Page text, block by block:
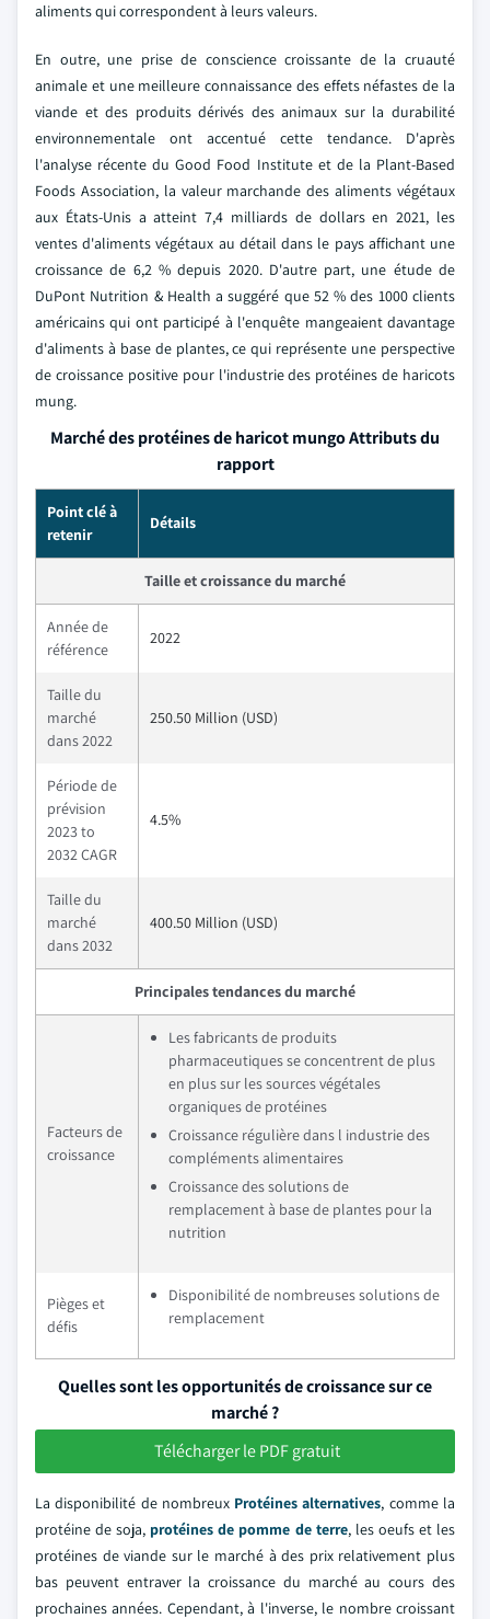
aliments qui correspondent à leurs valeurs.
En outre, une prise de conscience croissante de la cruauté
animale et une meilleure connaissance des effets néfastes de la
viande et des produits dérivés des animaux sur la durabilité
environnementale ont accentué cette tendance. D'après
l'analyse récente du Good Food Institute et de la Plant-Based
Foods Association, la valeur marchande des aliments végétaux
aux États-Unis a atteint 7,4 milliards de dollars en 2021, les
ventes d'aliments végétaux au détail dans le pays affichant une
croissance de 6,2 % depuis 2020. D'autre part, une étude de
DuPont Nutrition & Health a suggéré que 52 % des 1000 clients
américains qui ont participé à l'enquête mangeaient davantage
d'aliments à base de plantes, ce qui représente une perspective
de croissance positive pour l'industrie des protéines de haricots
mung.
Marché des protéines de haricot mungo Attributs du
rapport
Point clé à
retenir
Détails
Taille et croissance du marché
Année de
référence
2022
Taille du
marché
dans 2022
250.50 Million (USD)
Période de
prévision
2023 to
2032 CAGR
4.5%
Taille du
marché
dans 2032
400.50 Million (USD)
Principales tendances du marché
Facteurs de
croissance
Les fabricants de produits
pharmaceutiques se concentrent de plus
en plus sur les sources végétales
organiques de protéines
Croissance régulière dans l industrie des
compléments alimentaires
Croissance des solutions de
remplacement à base de plantes pour la
nutrition
Pièges et
défis
Disponibilité de nombreuses solutions de
remplacement
Quelles sont les opportunités de croissance sur ce
marché ?
Télécharger le PDF gratuit
La disponibilité de nombreux Protéines alternatives, comme la
protéine de soja, protéines de pomme de terre, les oeufs et les
protéines de viande sur le marché à des prix relativement plus
bas peuvent entraver la croissance du marché au cours des
prochaines années. Cependant, à l'inverse, le nombre croissant